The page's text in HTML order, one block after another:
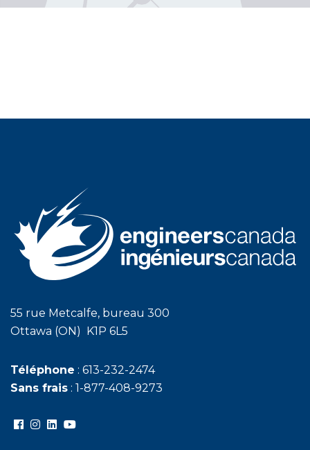
55 rue Metcalfe, bureau 300
Ottawa (ON) K1P 6L5
Téléphone : 613-232-2474
Sans frais : 1-877-408-9273